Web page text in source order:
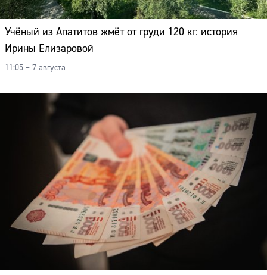
Учёный из Апатитов жмёт от груди 120 кг: история
Ирины Елизаровой
11:05 – 7 августа